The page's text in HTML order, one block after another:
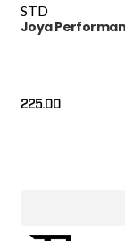
STD
Joya
225.00